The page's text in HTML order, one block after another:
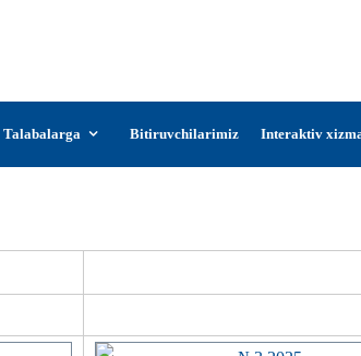
Talabalarga Bitiruvchilarimiz Interaktiv